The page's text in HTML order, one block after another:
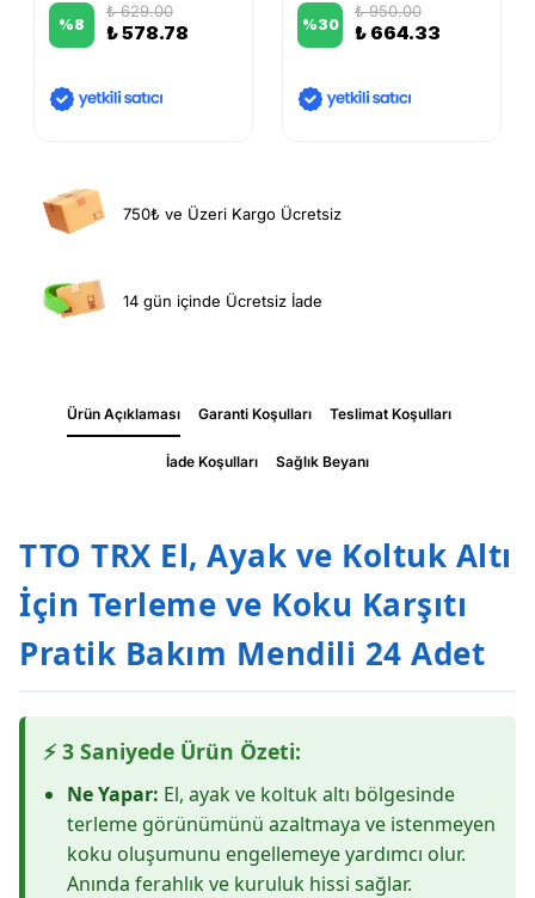
%8
₺ 629.00
₺ 578.78 %30
₺ 950.00
₺ 664.33
750₺ ve Üzeri Kargo Ücretsiz
14 gün içinde Ücretsiz İade
Ürün Açıklaması Garanti Koşulları Teslimat Koşulları
İade Koşulları Sağlık Beyanı
TTO TRX El, Ayak ve Koltuk Altı
İçin Terleme ve Koku Karşıtı
Pratik Bakım Mendili 24 Adet
⚡ 3 Saniyede Ürün Özeti:
Ne Yapar: El, ayak ve koltuk altı bölgesinde
terleme görünümünü azaltmaya ve istenmeyen
koku oluşumunu engellemeye yardımcı olur.
Anında ferahlık ve kuruluk hissi sağlar.